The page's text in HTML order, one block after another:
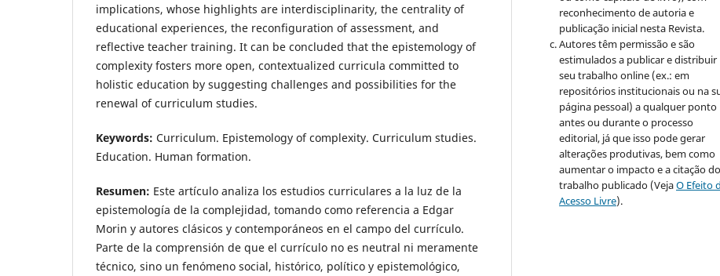
implications, whose highlights are interdisciplinarity, the centrality of
educational experiences, the reconfiguration of assessment, and
reflective teacher training. It can be concluded that the epistemology of
complexity fosters more open, contextualized curricula committed to
holistic education by suggesting challenges and possibilities for the
renewal of curriculum studies.
Keywords: Curriculum. Epistemology of complexity. Curriculum studies.
Education. Human formation.
Resumen: Este artículo analiza los estudios curriculares a la luz de la
epistemología de la complejidad, tomando como referencia a Edgar
Morin y autores clásicos y contemporáneos en el campo del currículo.
Parte de la comprensión de que el currículo no es neutral ni meramente
técnico, sino un fenómeno social, histórico, político y epistemológico,
reconhecimento de autoria e
publicação inicial nesta Revista.
Autores têm permissão e são
estimulados a publicar e distribuir
seu trabalho online (ex.: em
repositórios institucionais ou na
página pessoal) a qualquer ponto
antes ou durante o processo
editorial, já que isso pode gerar
alterações produtivas, bem como
aumentar o impacto e a citação do
trabalho publicado (VejaO Efeito
Acesso Livre).